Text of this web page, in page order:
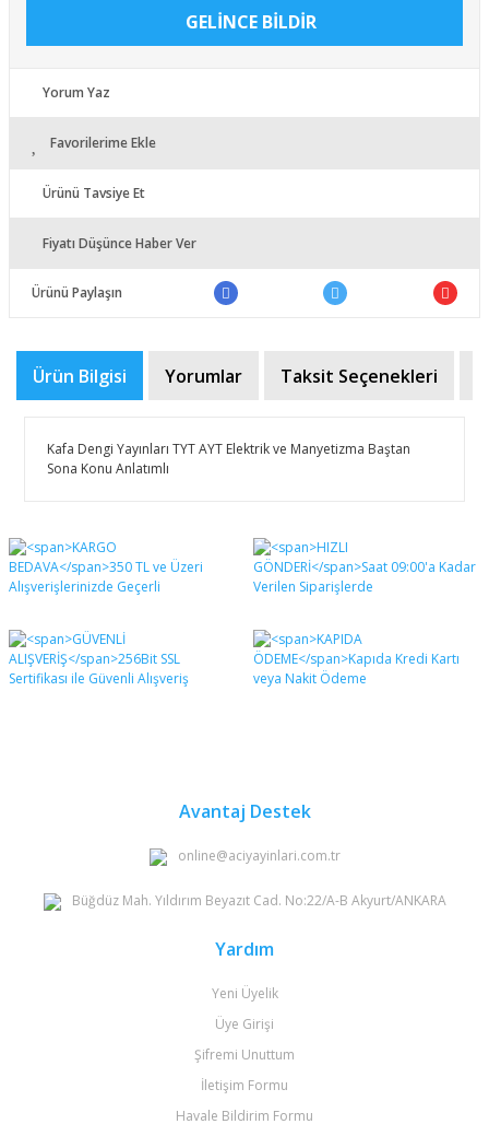
GELİNCE BİLDİR
Yorum Yaz
Favorilerime Ekle
Ürünü Tavsiye Et
Fiyatı Düşünce Haber Ver
Ürünü Paylaşın
Ürün Bilgisi Yorumlar Taksit Seçenekleri
​Kafa Dengi Yayınları TYT AYT Elektrik ve Manyetizma Baştan
Sona Konu Anlatımlı
Bu ürüne ilk yorumu siz yapın!
Yorum Yaz
Bu ürünün fiyat bilgisi, resim, ürün açıklamalarında ve
diğer konularda yetersiz gördüğünüz noktaları öneri
formunu kullanarak tarafımıza iletebilirsiniz.
Görüş ve önerileriniz için teşekkür ederiz.
Ürün resmi kalitesiz, bozuk veya görüntülenemiyor.
Ürün açıklamasında eksik bilgiler bulunuyor.
Avantaj Destek
online@aciyayinlari.com.tr
Büğdüz Mah. Yıldırım Beyazıt Cad. No:22/A-B Akyurt/ANKARA
Yardım
Yeni Üyelik
Üye Girişi
Şifremi Unuttum
İletişim Formu
Havale Bildirim Formu